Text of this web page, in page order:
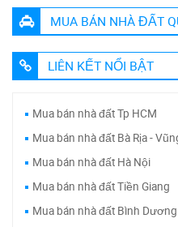
MUA BÁN NHÀ ĐẤT
LIÊN KẾT NỔI BẬT
Mua bán nhà đất Tp HCM
Mua bán nhà đất Bà Rịa -
Mua bán nhà đất Hà Nội
Mua bán nhà đất Tiền Giang
Mua bán nhà đất Bình Dương